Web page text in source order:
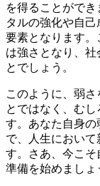
を得ることがで
タルの強化や自
要素となります。
は強さとなり、
とでしょう。
このように、弱
とではなく、む
す。あなた自身の
で、人生におい
す。さあ、今こそ
準備を始めましょ